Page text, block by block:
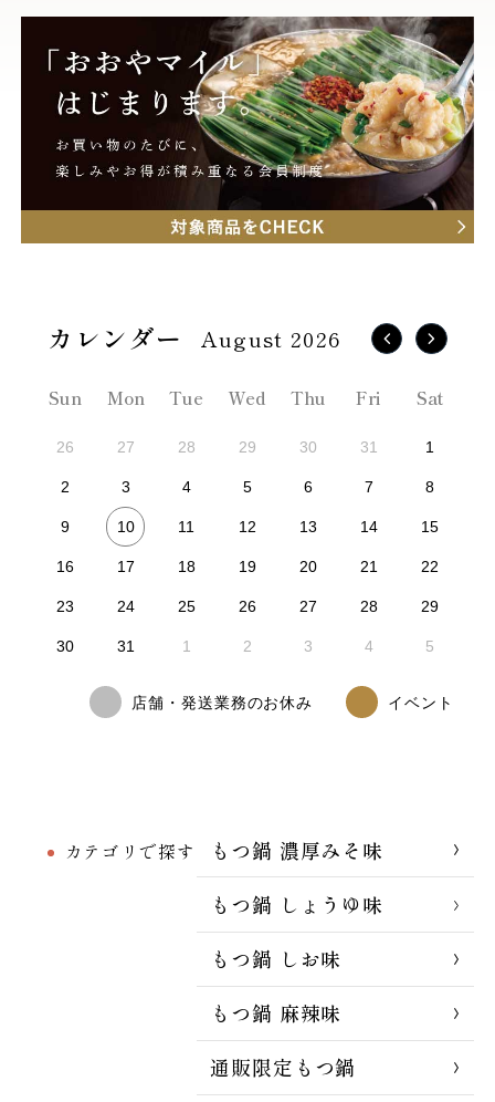
カテゴリで探す
もつ鍋 濃厚みそ味
もつ鍋 しょうゆ味
もつ鍋 しお味
もつ鍋 麻辣味
通販限定もつ鍋
August 2026
Sun Mon Tue Wed Thu Fri Sat
26 27 28 29 30 31 1
2 3 4 5 6 7 8
9 10 11 12 13 14 15
16 17 18 19 20 21 22
23 24 25 26 27 28 29
30 31 1 2 3 4 5
店舗・発送業務のお休み イベント